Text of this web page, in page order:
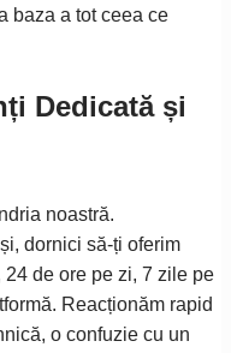
baza a tot ceea ce
Dedicată și
noastră.
dornici să-ți oferim
de ore pe zi, 7 zile pe
Reacționăm rapid
o confuzie cu un